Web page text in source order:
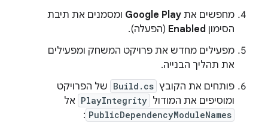
מחפשים את Google Play ומסמנים את תיבת
הסימון Enabled (הפעלה).
מפעילים מחדש את פרויקט המשחק ומפעילים
את תהליך הבנייה.
פותחים את הקובץ Build.cs של הפרויקט
ומוסיפים את המודול PlayIntegrity אל
PublicDependencyModuleNames
: